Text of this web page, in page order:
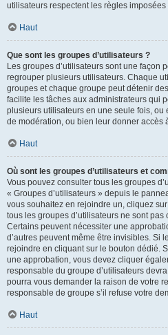
utilisateurs respectent les règles imposées
Haut
Que sont les groupes d’utilisateurs ?
Les groupes d’utilisateurs sont une façon
regrouper plusieurs utilisateurs. Chaque
groupes et chaque groupe peut détenir
facilite les tâches aux administrateurs qui
plusieurs utilisateurs en une seule fois,
de modération, ou bien leur donner accès
Haut
Où sont les groupes d’utilisateurs et
Vous pouvez consulter tous les groupes
« Groupes d’utilisateurs » depuis le
vous souhaitez en rejoindre un, cliquez
tous les groupes d’utilisateurs ne sont
Certains peuvent nécessiter une
d’autres peuvent même être invisibles. Si
rejoindre en cliquant sur le bouton dédié.
une approbation, vous devez cliquer
responsable du groupe d’utilisateurs
pourra vous demander la raison de votre
responsable de groupe s’il refuse votre
Haut